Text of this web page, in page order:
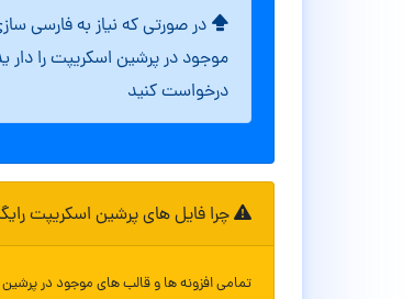
در صورتی که نیاز به فارسی
موجود در پرشین اسکریپت را دار
درخواست کنید
چرا فایل های پرشین اسکریپت
تمامی افزونه ها و قالب های موجود در